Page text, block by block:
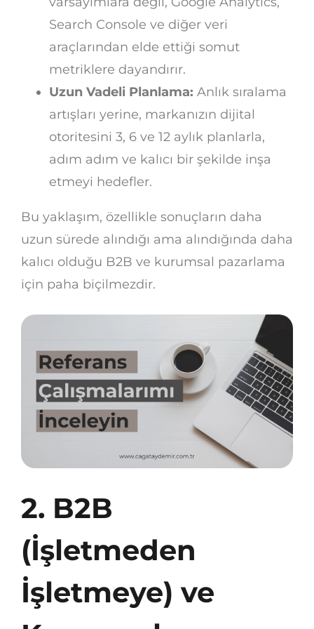
Search Console ve diğer veri
araçlarından elde ettiği somut
metriklere dayandırır.
Uzun Vadeli Planlama: Anlık sıralama
artışları yerine, markanızın dijital
otoritesini 3, 6 ve 12 aylık planlarla,
adım adım ve kalıcı bir şekilde inşa
etmeyi hedefler.
Bu yaklaşım, özellikle sonuçların daha
uzun sürede alındığı ama alındığında daha
kalıcı olduğu B2B ve kurumsal pazarlama
için paha biçilmezdir.
2. B2B
(İşletmeden
İşletmeye) ve